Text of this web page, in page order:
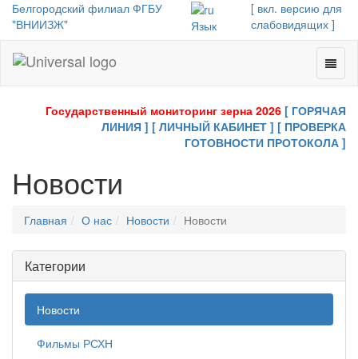
Белгородский филиал ФГБУ
"ВНИИЗЖ"
Язык
[ вкл. версию для
слабовидящих ]
-
Toggle
Государственный мониторинг зерна 2026 [ ГОРЯЧАЯ
ЛИНИЯ ] [ ЛИЧНЫЙ КАБИНЕТ ] [ ПРОВЕРКА
ГОТОВНОСТИ ПРОТОКОЛА ]
Новости
Главная О нас Новости Новости
Категории
Новости
Фильмы РСХН